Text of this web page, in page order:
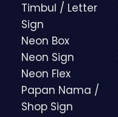
Timbul / Letter
Sign
Neon Box
Neon Sign
Neon Flex
Papan Nama /
Shop Sign